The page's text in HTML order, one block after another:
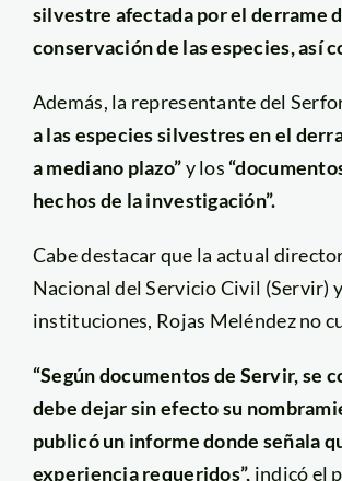
silvestre afectada por el derrame
conservación de las especies, así
Además, la representante del
a las especies silvestres en el
a mediano plazo”y los
hechos de la investigación”.
Cabe destacar que la actual
Nacional del Servicio Civil (Servir)
instituciones, Rojas Meléndez no
“Según documentos de Servir, se
debe dejar sin efecto su
publicó un informe donde señala
experiencia requeridos”, indicó el